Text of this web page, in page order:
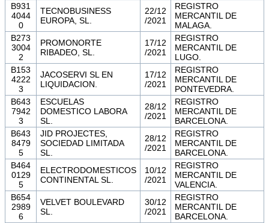
B931
4044
0
TECNOBUSINESS
EUROPA, SL.
22/12
/2021
REGISTRO
MERCANTIL DE
MALAGA.
B273
3004
2
PROMONORTE
RIBADEO, SL.
17/12
/2021
REGISTRO
MERCANTIL DE
LUGO.
B153
4222
3
JACOSERVI SL EN
LIQUIDACION.
17/12
/2021
REGISTRO
MERCANTIL DE
PONTEVEDRA.
B643
7942
3
ESCUELAS
DOMESTICO LABORA
SL.
28/12
/2021
REGISTRO
MERCANTIL DE
BARCELONA.
B643
8479
5
JID PROJECTES,
SOCIEDAD LIMITADA
SL.
28/12
/2021
REGISTRO
MERCANTIL DE
BARCELONA.
B464
0129
5
ELECTRODOMESTICOS
CONTINENTAL SL.
10/12
/2021
REGISTRO
MERCANTIL DE
VALENCIA.
B654
2989
6
VELVET BOULEVARD
SL.
30/12
/2021
REGISTRO
MERCANTIL DE
BARCELONA.